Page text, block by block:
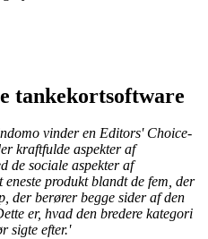
tankekortsoftware
vinder en Editors' Choice-
kraftfulde aspekter af
de sociale aspekter af
produkt blandt de fem, der
der berører begge sider af den
er, hvad den bredere kategori
sigte efter.'